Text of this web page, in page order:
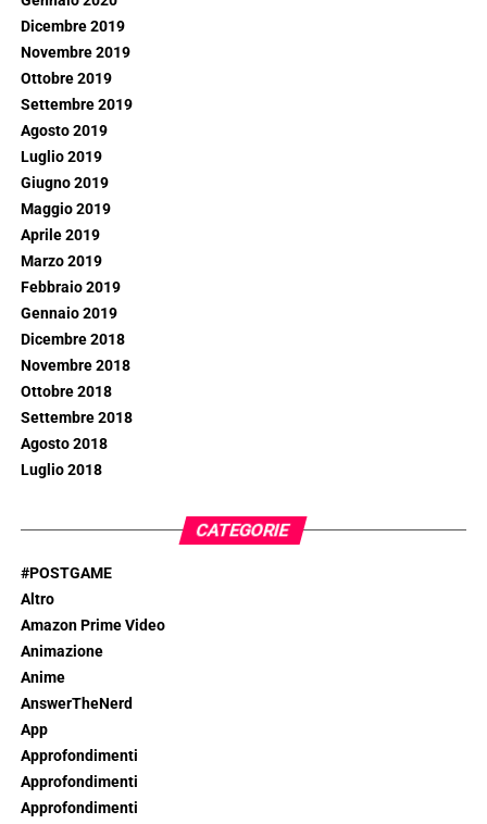
Dicembre 2019
Novembre 2019
Ottobre 2019
Settembre 2019
Agosto 2019
Luglio 2019
Giugno 2019
Maggio 2019
Aprile 2019
Marzo 2019
Febbraio 2019
Gennaio 2019
Dicembre 2018
Novembre 2018
Ottobre 2018
Settembre 2018
Agosto 2018
Luglio 2018
CATEGORIE
#POSTGAME
Altro
Amazon Prime Video
Animazione
Anime
AnswerTheNerd
App
Approfondimenti
Approfondimenti
Approfondimenti